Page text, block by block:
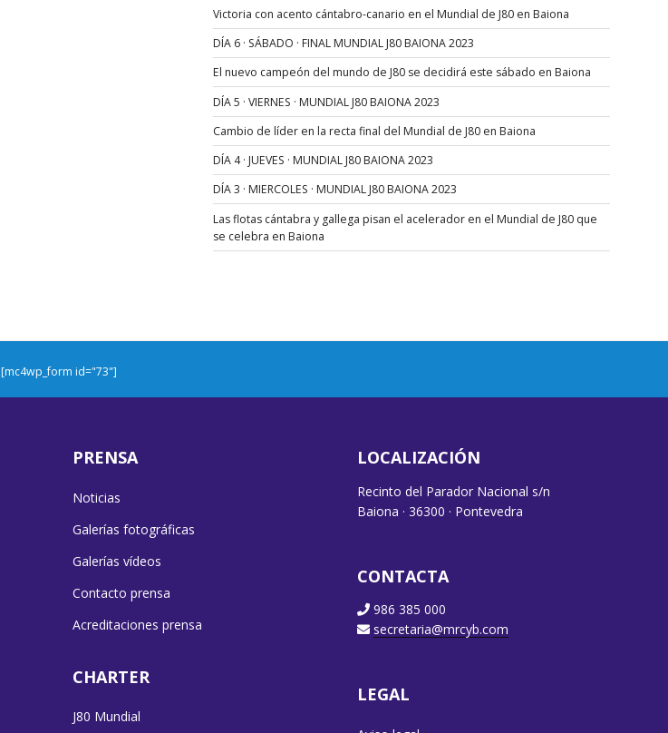
Victoria con acento cántabro-canario en el Mundial de J80 en Baiona
DÍA 6 · SÁBADO · FINAL MUNDIAL J80 BAIONA 2023
El nuevo campeón del mundo de J80 se decidirá este sábado en Baiona
DÍA 5 · VIERNES · MUNDIAL J80 BAIONA 2023
Cambio de líder en la recta final del Mundial de J80 en Baiona
DÍA 4 · JUEVES · MUNDIAL J80 BAIONA 2023
DÍA 3 · MIERCOLES · MUNDIAL J80 BAIONA 2023
Las flotas cántabra y gallega pisan el acelerador en el Mundial de J80 que
se celebra en Baiona
[mc4wp_form id="73"]
PRENSA
Noticias
Galerías fotográficas
Galerías vídeos
Contacto prensa
Acreditaciones prensa
CHARTER
J80 Mundial
LOCALIZACIÓN
Recinto del Parador Nacional s/n
Baiona · 36300 · Pontevedra
CONTACTA
986 385 000
secretaria@mrcyb.com
LEGAL